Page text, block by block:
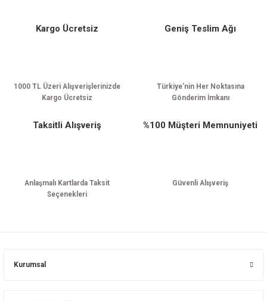
Kargo Ücretsiz
1000 TL Üzeri Alışverişlerinizde
Kargo Ücretsiz
Geniş Teslim Ağı
Türkiye’nin Her Noktasına
Gönderim İmkanı
Taksitli Alışveriş
Anlaşmalı Kartlarda Taksit
Seçenekleri
%100 Müşteri Memnuniyeti
Güvenli Alışveriş
Kurumsal